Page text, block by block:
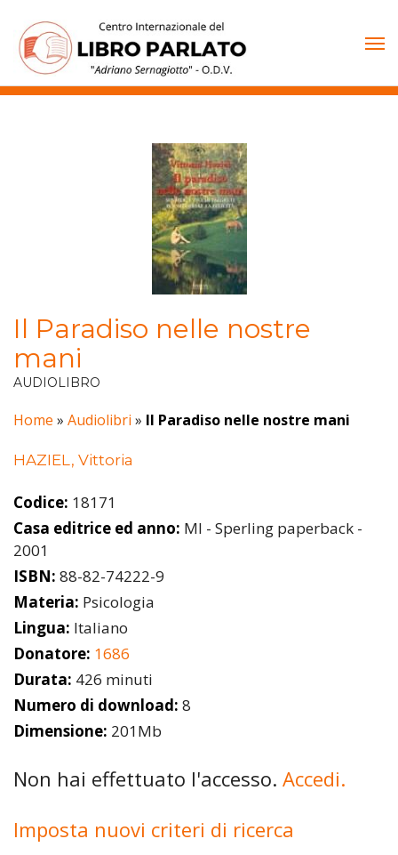
contenuto
Il Paradiso nelle nostre
mani
AUDIOLIBRO
Home » Audiolibri » Il Paradiso nelle nostre mani
HAZIEL, Vittoria
Codice: 18171
Casa editrice ed anno: MI - Sperling paperback -
2001
ISBN: 88-82-74222-9
Materia: Psicologia
Lingua: Italiano
Donatore: 1686
Durata: 426 minuti
Numero di download: 8
Dimensione: 201Mb
Non hai effettuato l'accesso. Accedi.
Imposta nuovi criteri di ricerca